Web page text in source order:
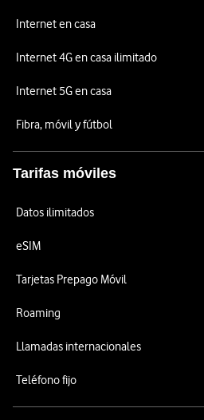
Internet en casa
Internet 4G en casa ilimitado
Internet 5G en casa
Fibra, móvil y fútbol
Tarifas móviles
Datos ilimitados
eSIM
Tarjetas Prepago Móvil
Roaming
Llamadas internacionales
Teléfono fijo